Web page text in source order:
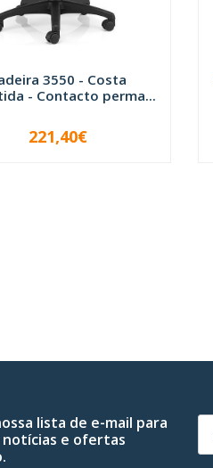
3550 - Costa
- Contacto perma...
+
221,40€
lista de e-mail para
e ofertas